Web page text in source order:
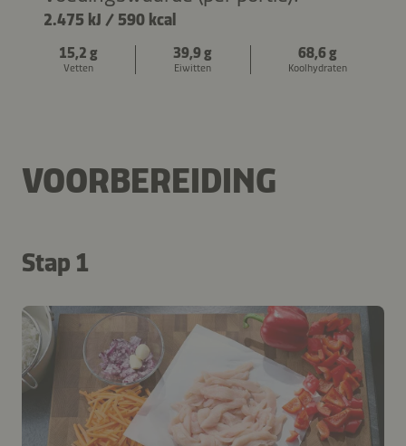
2.475 kJ / 590 kcal
15,2 g
Vetten
39,9 g
Eiwitten
68,6 g
Koolhydraten
VOORBEREIDING
Stap 1